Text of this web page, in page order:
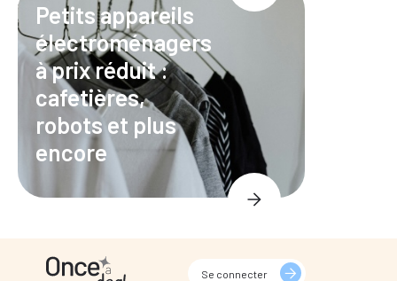
Petits appareils
électroménagers
à prix réduit :
cafetières,
robots et plus
encore
Se connecter